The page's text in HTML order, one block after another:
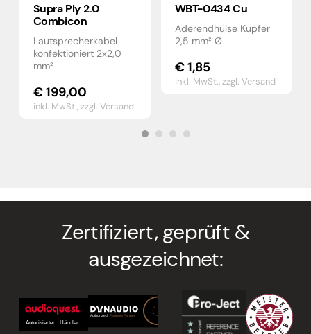
Supra Ply 2.0
Combicon
Lautsprecherkabel
konfektioniert 2x2,0
mm²
€199,00
inkl. MwSt.,zzgl. Versand
WBT-0434 Cu
Aderendhülse Kupfer
2,5 mm² Ø
€1,85
inkl. MwSt.,zzgl. Versand
Zertifiziert, geprüft &
ausgezeichnet: